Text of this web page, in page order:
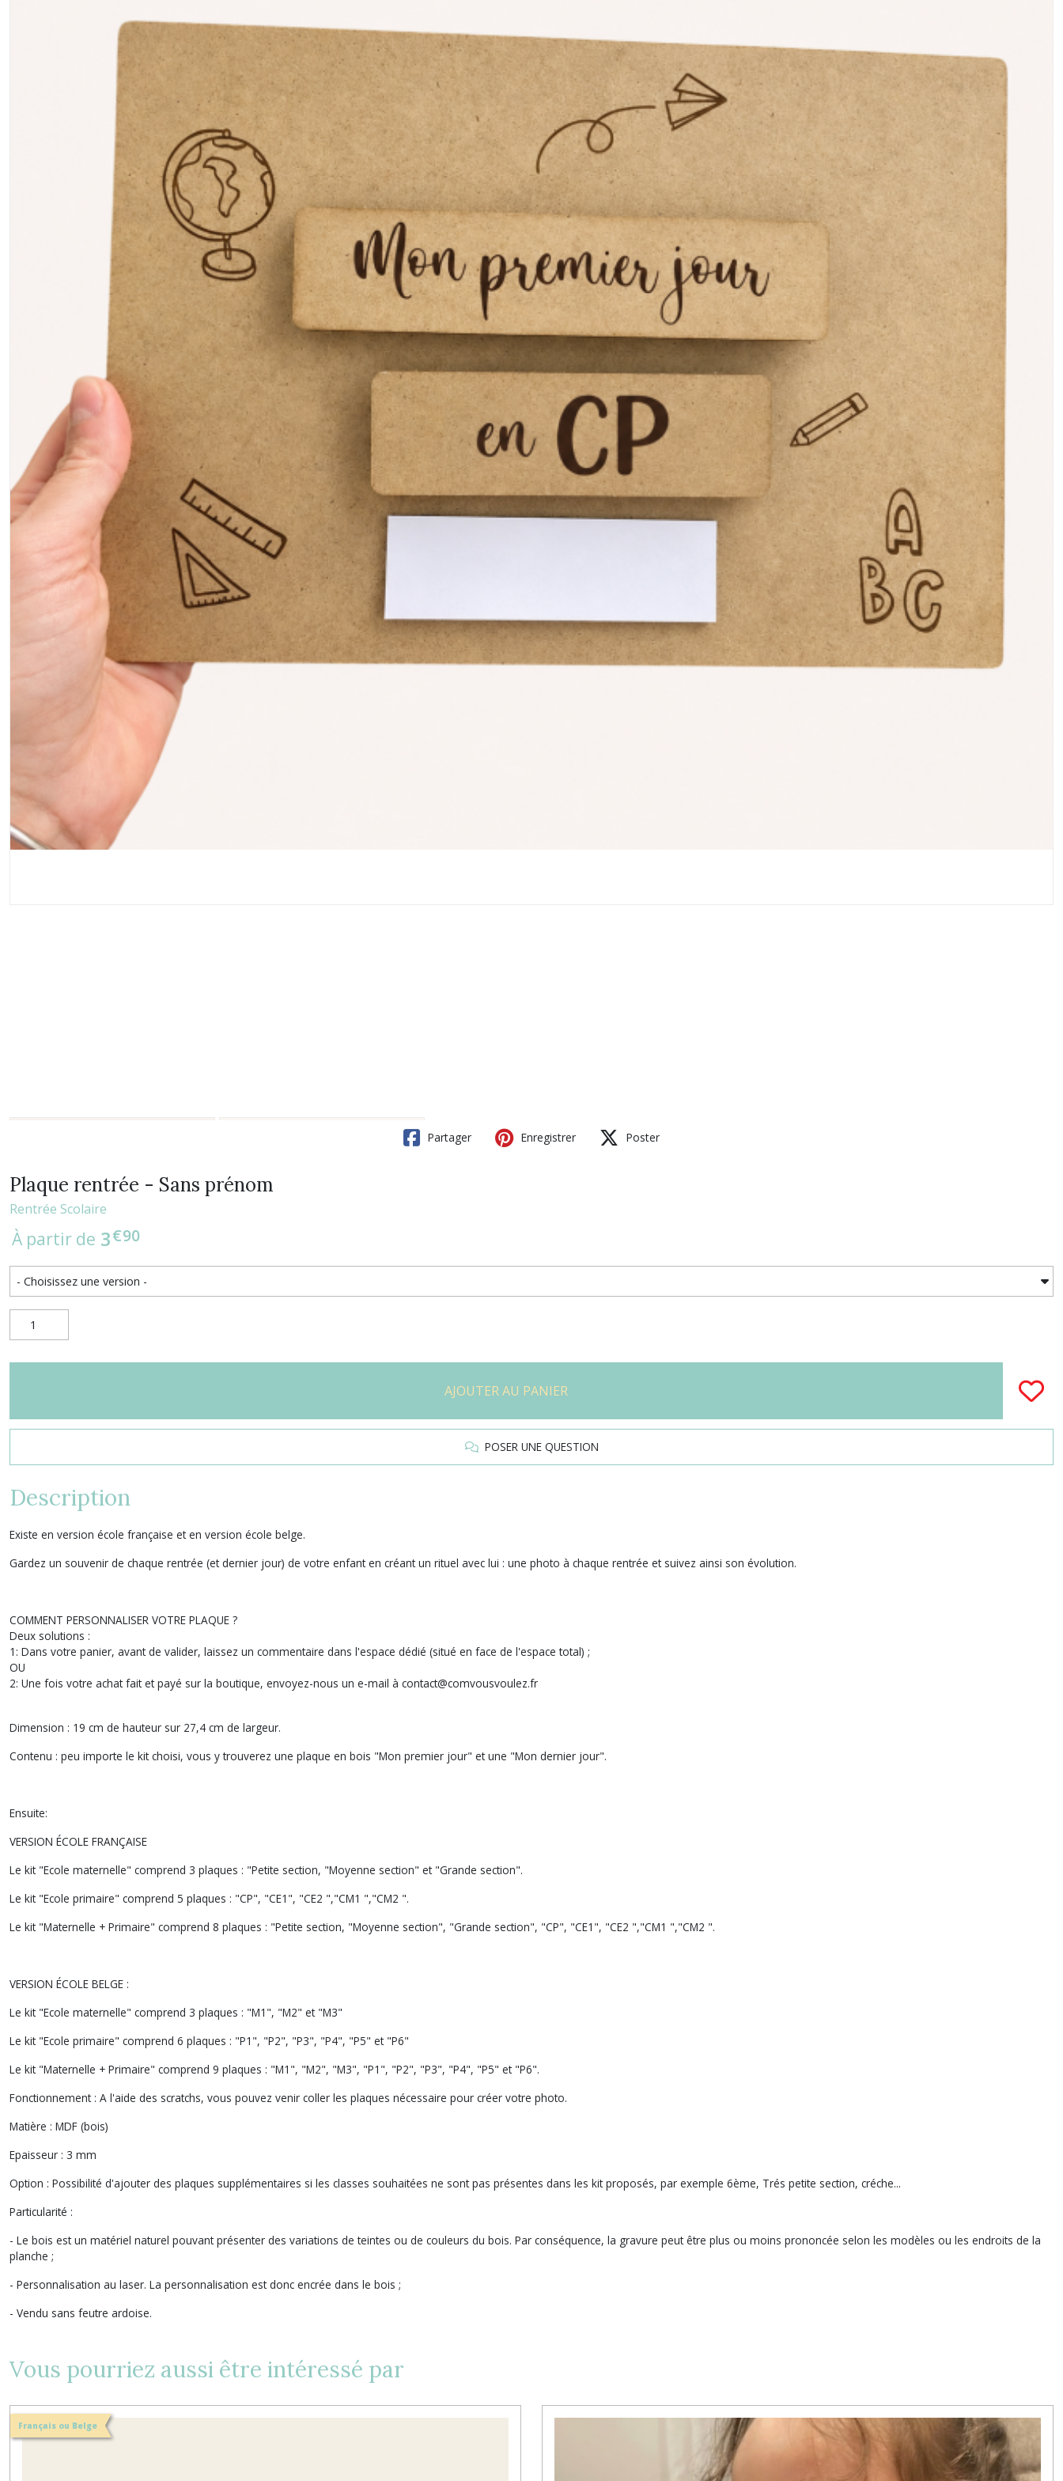
Partager Enregistrer Poster
Plaque rentrée - Sans prénom
Rentrée Scolaire
À partir de 3€90
AJOUTER AU PANIER
POSER UNE QUESTION
Description
Existe en version école française et en version école belge.
Gardez un souvenir de chaque rentrée (et dernier jour) de votre enfant en créant un rituel avec lui : une photo à chaque rentrée et suivez ainsi son évolution.
COMMENT PERSONNALISER VOTRE PLAQUE ?
Deux solutions :
1: Dans votre panier, avant de valider, laissez un commentaire dans l'espace dédié (situé en face de l'espace total) ;
OU
2: Une fois votre achat fait et payé sur la boutique, envoyez-nous un e-mail à contact@comvousvoulez.fr
Dimension : 19 cm de hauteur sur 27,4 cm de largeur.
Contenu : peu importe le kit choisi, vous y trouverez une plaque en bois "Mon premier jour" et une "Mon dernier jour".
Ensuite:
VERSION ÉCOLE FRANÇAISE
Le kit "Ecole maternelle" comprend 3 plaques : "Petite section, "Moyenne section" et "Grande section".
Le kit "Ecole primaire" comprend 5 plaques : "CP", "CE1", "CE2 ","CM1 ","CM2 ".
Le kit "Maternelle + Primaire" comprend 8 plaques : "Petite section, "Moyenne section", "Grande section", "CP", "CE1", "CE2 ","CM1 ","CM2 ".
VERSION ÉCOLE BELGE :
Le kit "Ecole maternelle" comprend 3 plaques : "M1", "M2" et "M3"
Le kit "Ecole primaire" comprend 6 plaques : "P1", "P2", "P3", "P4", "P5" et "P6"
Le kit "Maternelle + Primaire" comprend 9 plaques : "M1", "M2", "M3", "P1", "P2", "P3", "P4", "P5" et "P6".
Fonctionnement : A l'aide des scratchs, vous pouvez venir coller les plaques nécessaire pour créer votre photo.
Matière : MDF (bois)
Epaisseur : 3 mm
Option : Possibilité d'ajouter des plaques supplémentaires si les classes souhaitées ne sont pas présentes dans les kit proposés, par exemple 6ème, Trés petite section, créche...
Particularité :
- Le bois est un matériel naturel pouvant présenter des variations de teintes ou de couleurs du bois. Par conséquence, la gravure peut être plus ou moins prononcée selon les modèles ou les endroits de la
planche ;
- Personnalisation au laser. La personnalisation est donc encrée dans le bois ;
- Vendu sans feutre ardoise.
Vous pourriez aussi être intéressé par
Français ou Belge